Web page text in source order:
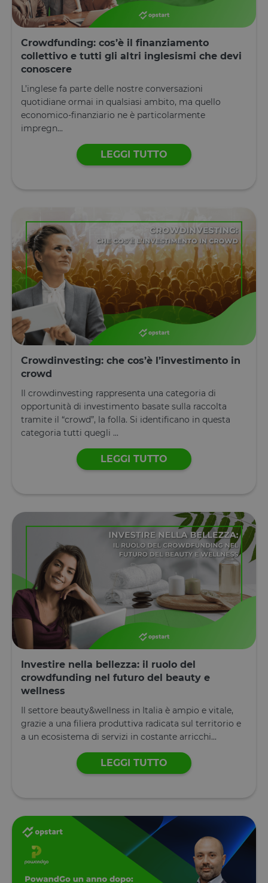
Crowdfunding: cos’è il finanziamento
collettivo e tutti gli altri inglesismi che devi
conoscere
L’inglese fa parte delle nostre conversazioni
quotidiane ormai in qualsiasi ambito, ma quello
economico-finanziario ne è particolarmente
impregn...
LEGGI TUTTO
Crowdinvesting: che cos’è l’investimento in
crowd
Il crowdinvesting rappresenta una categoria di
opportunità di investimento basate sulla raccolta
tramite il “crowd”, la folla. Si identificano in questa
categoria tutti quegli ...
LEGGI TUTTO
Investire nella bellezza: il ruolo del
crowdfunding nel futuro del beauty e
wellness
Il settore beauty&wellness in Italia è ampio e vitale,
grazie a una filiera produttiva radicata sul territorio e
a un ecosistema di servizi in costante arricchi...
LEGGI TUTTO